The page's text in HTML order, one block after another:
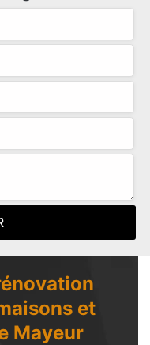
et
Mayeur